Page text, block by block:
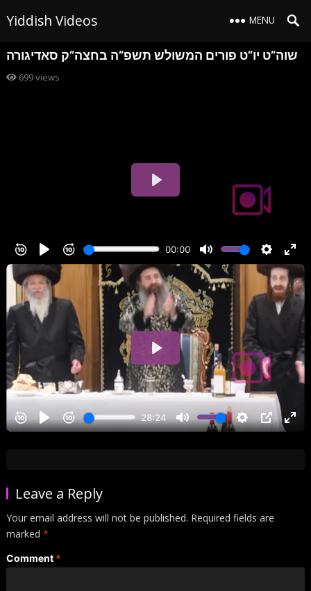
Yiddish Videos MENU
שוה”ט יו”ט פורים המשולש תשפ”ה בחצה”ק סאדיגורה
699views
Leave a Reply
Your email address will not be published. Required fields are
marked *
Comment *